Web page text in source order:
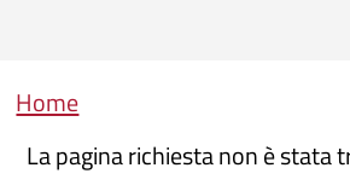
Briciole di pane
Home
La pagina richiesta non è stata